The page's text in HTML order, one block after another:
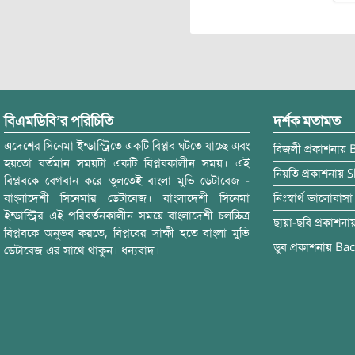
বিএমডিবি’র পরিচিতি
এদেশের সিনেমা ইন্ডাস্ট্রিতে একটি বিপ্লব ঘটতে যাচ্ছে এবং
হয়তো বর্তমান সময়টা একটি বিপ্লবকালীন সময়। এই
বিপ্লবকে বেগবান করে তুলতেই বাংলা মুভি ডেটাবেজ -
বাংলাদেশী সিনেমার ডেটাবেজ। বাংলাদেশী সিনেমা
ইন্ডাস্ট্রির এই পরিবর্তনকালীন সময়ে বাংলাদেশী চলচ্চিত্র
বিপ্লবকে অনুভব করতে, বিপ্লবের সাক্ষী হতে বাংলা মুভি
ডেটাবেজ এর সাথে থাকুন। ধন্যবাদ।
দর্শক মতামত
বিজলী প্রকাশনায়
নিয়তি প্রকাশনায়
নিঃস্বার্থ ভালোবাসা
ছায়া-ছবি
ডুব প্রকাশনায়